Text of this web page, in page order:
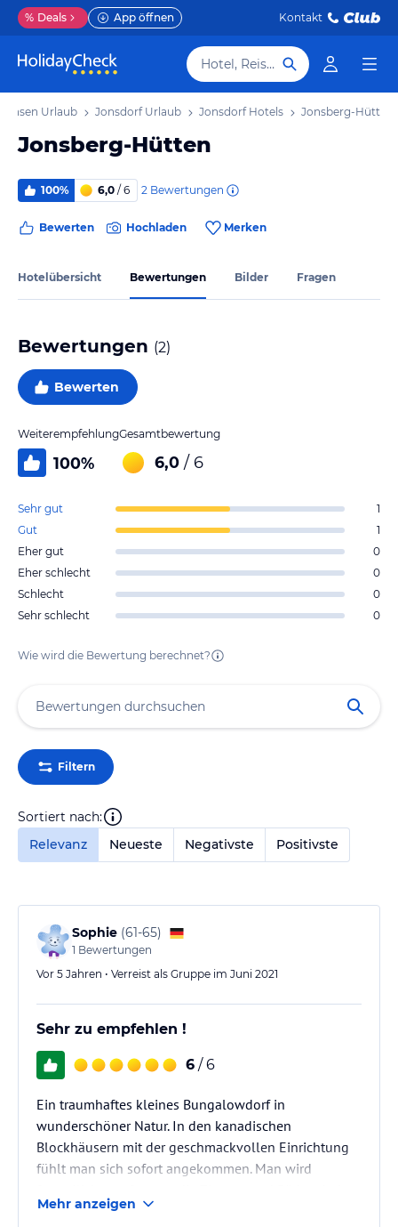
% Deals App öffnen Kontakt
Hotel, Reiseziel
Urlaub Jonsdorf Urlaub Jonsdorf Hotels Jonsberg-Hütten
Jonsberg-Hütten
100% 6,0 / 6 2 Bewertungen
Bewerten Hochladen Merken
Hotelübersicht Bewertungen Bilder Fragen
Bewertungen (2)
Bewerten
Weiterempfehlung
100%
Gesamtbewertung
6,0 / 6
Sehr gut
1
Gut
1
Eher gut
0
Eher schlecht
0
Schlecht
0
Sehr schlecht
0
Wie wird die Bewertung berechnet?
Filtern
Sortiert nach:
Relevanz
Neueste Negativste Positivste
Sophie (61-65)
1 Bewertungen
Vor 5 Jahren • Verreist als Gruppe im Juni 2021
Sehr zu empfehlen !
6 / 6
Ein traumhaftes kleines Bungalowdorf in
wunderschöner Natur. In den kanadischen
Blockhäusern mit der geschmackvollen Einrichtung
fühlt man sich sofort angekommen. Man wird
sehr sauber und gut ausgestattet. Der Bäcker im Dorf
Mehr anzeigen